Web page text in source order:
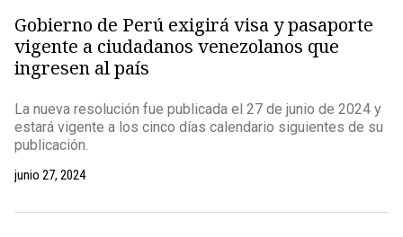
Gobierno de Perú exigirá visa y pasaporte
vigente a ciudadanos venezolanos que
ingresen al país
La nueva resolución fue publicada el 27 de junio de 2024 y
estará vigente a los cinco días calendario siguientes de su
publicación.
junio 27, 2024